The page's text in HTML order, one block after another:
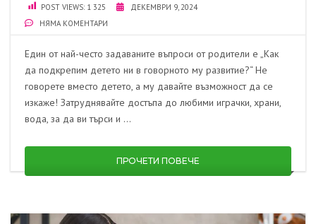
POST VIEWS: 1 325
ДЕКЕМВРИ 9, 2024
НЯМА КОМЕНТАРИ
Един от най-често задаваните въпроси от родители е „Как
да подкрепим детето ни в говорното му развитие?“ Не
говорете вместо детето, а му давайте възможност да се
изкаже! Затруднявайте достъпа до любими играчки, храни,
вода, за да ви търси и …
ПРОЧЕТИ ПОВЕЧЕ